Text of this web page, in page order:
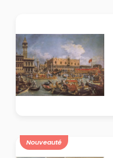
Nouveauté